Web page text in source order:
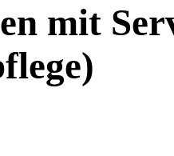
mit